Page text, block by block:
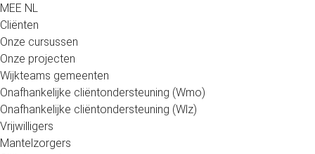
MEE NL
Cliënten
Onze cursussen
Onze projecten
Wijkteams gemeenten
Onafhankelijke cliëntondersteuning (Wmo)
Onafhankelijke cliëntondersteuning (Wlz)
Vrijwilligers
Mantelzorgers